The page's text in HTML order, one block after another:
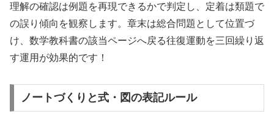
理解の確認は例題を再現できるかで判定し、定着は類題で
の誤り傾向を観察します。章末は総合問題として位置づ
け、数学教科書の該当ページへ戻る往復運動を三回繰り返
す運用が効果的です！
ノートづくりと式・図の表記ルール